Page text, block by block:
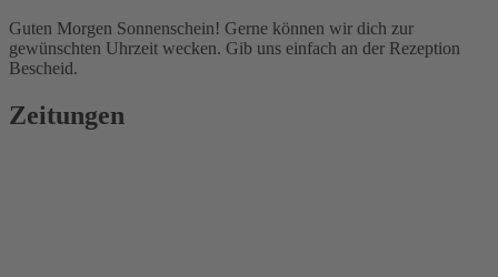
Guten Morgen Sonnenschein! Gerne können wir dich zur
gewünschten Uhrzeit wecken. Gib uns einfach an der Rezeption
Bescheid.
Zeitungen